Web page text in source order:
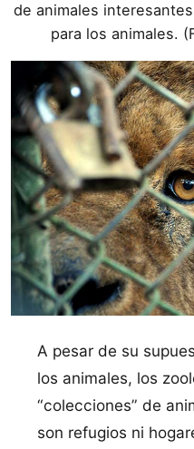
de animales
para los animales.
A pesar de su
los animales, los
“colecciones” de
son refugios ni